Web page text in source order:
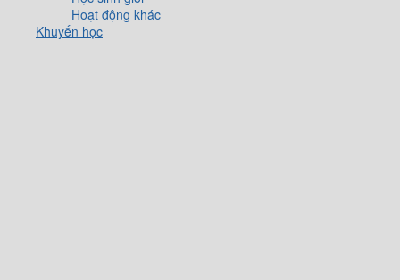
Hoạt động khác
Khuyến học